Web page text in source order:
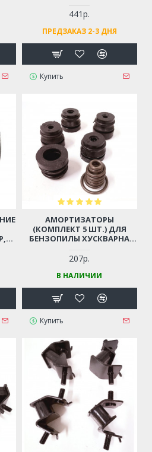
441р.
ПРЕДЗАКАЗ 2-3 ДНЯ
Купить
АМОРТИЗАТОРЫ
(КОМПЛЕКТ 5 ШТ.) ДЛЯ
БЕНЗОПИЛЫ ХУСКВАРНА
HUTER BS52 (И ПР.
КИТАЙСКИЕ БЕНЗОПИЛЫ 45-
52СМ3, ЦЫГАНКА)
207р.
В НАЛИЧИИ
Купить